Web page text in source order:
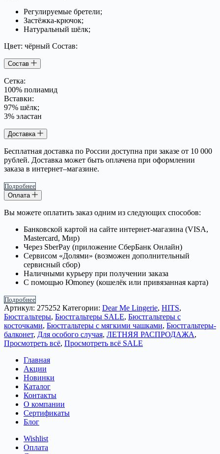
Регулируемые бретели;
Застёжка-крючок;
Натуральный шёлк;
Цвет: чёрный Состав:
Состав
Сетка:
100% полиамид
Вставки:
97% шёлк;
3% эластан
Доставка
Бесплатная доставка по России доступна при заказе от 10 000
рублей. Доставка может быть оплачена при оформлении
заказа в интернет–магазине.
Подробнее
Оплата
Вы можете оплатить заказ одним из следующих способов:
Банковской картой на сайте интернет-магазина (VISA,
Mastercard, Мир)
Через SberPay (приложение СберБанк Онлайн)
Сервисом «Долями» (возможен дополнительный
сервисный сбор)
Наличными курьеру при получении заказа
С помощью Юmoney (кошелёк или привязанная карта)
Подробнее
Артикул: 275252 Категории: Dear Me Lingerie, HITS,
Бюстгальтеры, Бюстгальтеры SALE, Бюстгальтеры с
косточками, Бюстгальтеры с мягкими чашками, Бюстгальтеры-
балконет, Для особого случая, ЛЕТНЯЯ РАСПРОДАЖА,
Просмотреть всё, Просмотреть всё SALE
Главная
Акции
Новинки
Каталог
Контакты
О компании
Сертификаты
Блог
Wishlist
Оплата